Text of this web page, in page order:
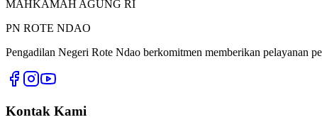
MAHKAMAH AGUNG RI
PN ROTE NDAO
Pengadilan Negeri Rote Ndao berkomitmen memberikan pelayanan
Kontak Kami